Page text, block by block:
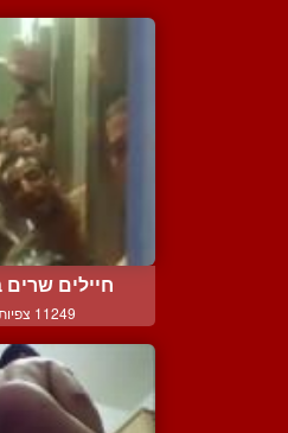
חיילים
11249 צפיות